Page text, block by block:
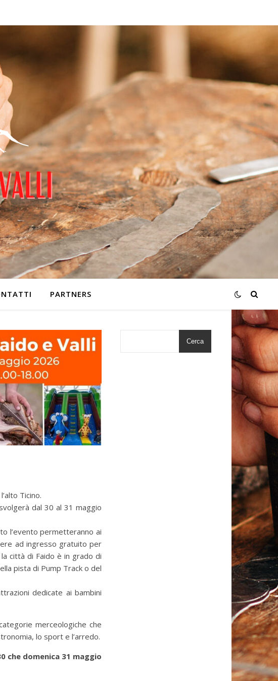
PARTNERS
Ticino.
dal 30 al 31 maggio
l’evento permetteranno ai
ad ingresso gratuito per
città di Faido è in grado di
pista di Pump Track o del
dedicate ai bambini
merceologiche che
lo sport e l’arredo.
che domenica 31 maggio
Cerca